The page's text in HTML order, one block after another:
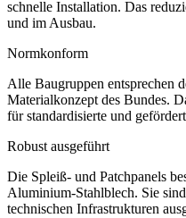
schnelle Installation. Das
und im Ausbau.
Normkonform
Alle Baugruppen entsprechen
Materialkonzept des Bundes.
für standardisierte und
Robust ausgeführt
Die Spleiß- und Patchpanels
Aluminium-Stahlblech. Sie
technischen Infrastrukturen